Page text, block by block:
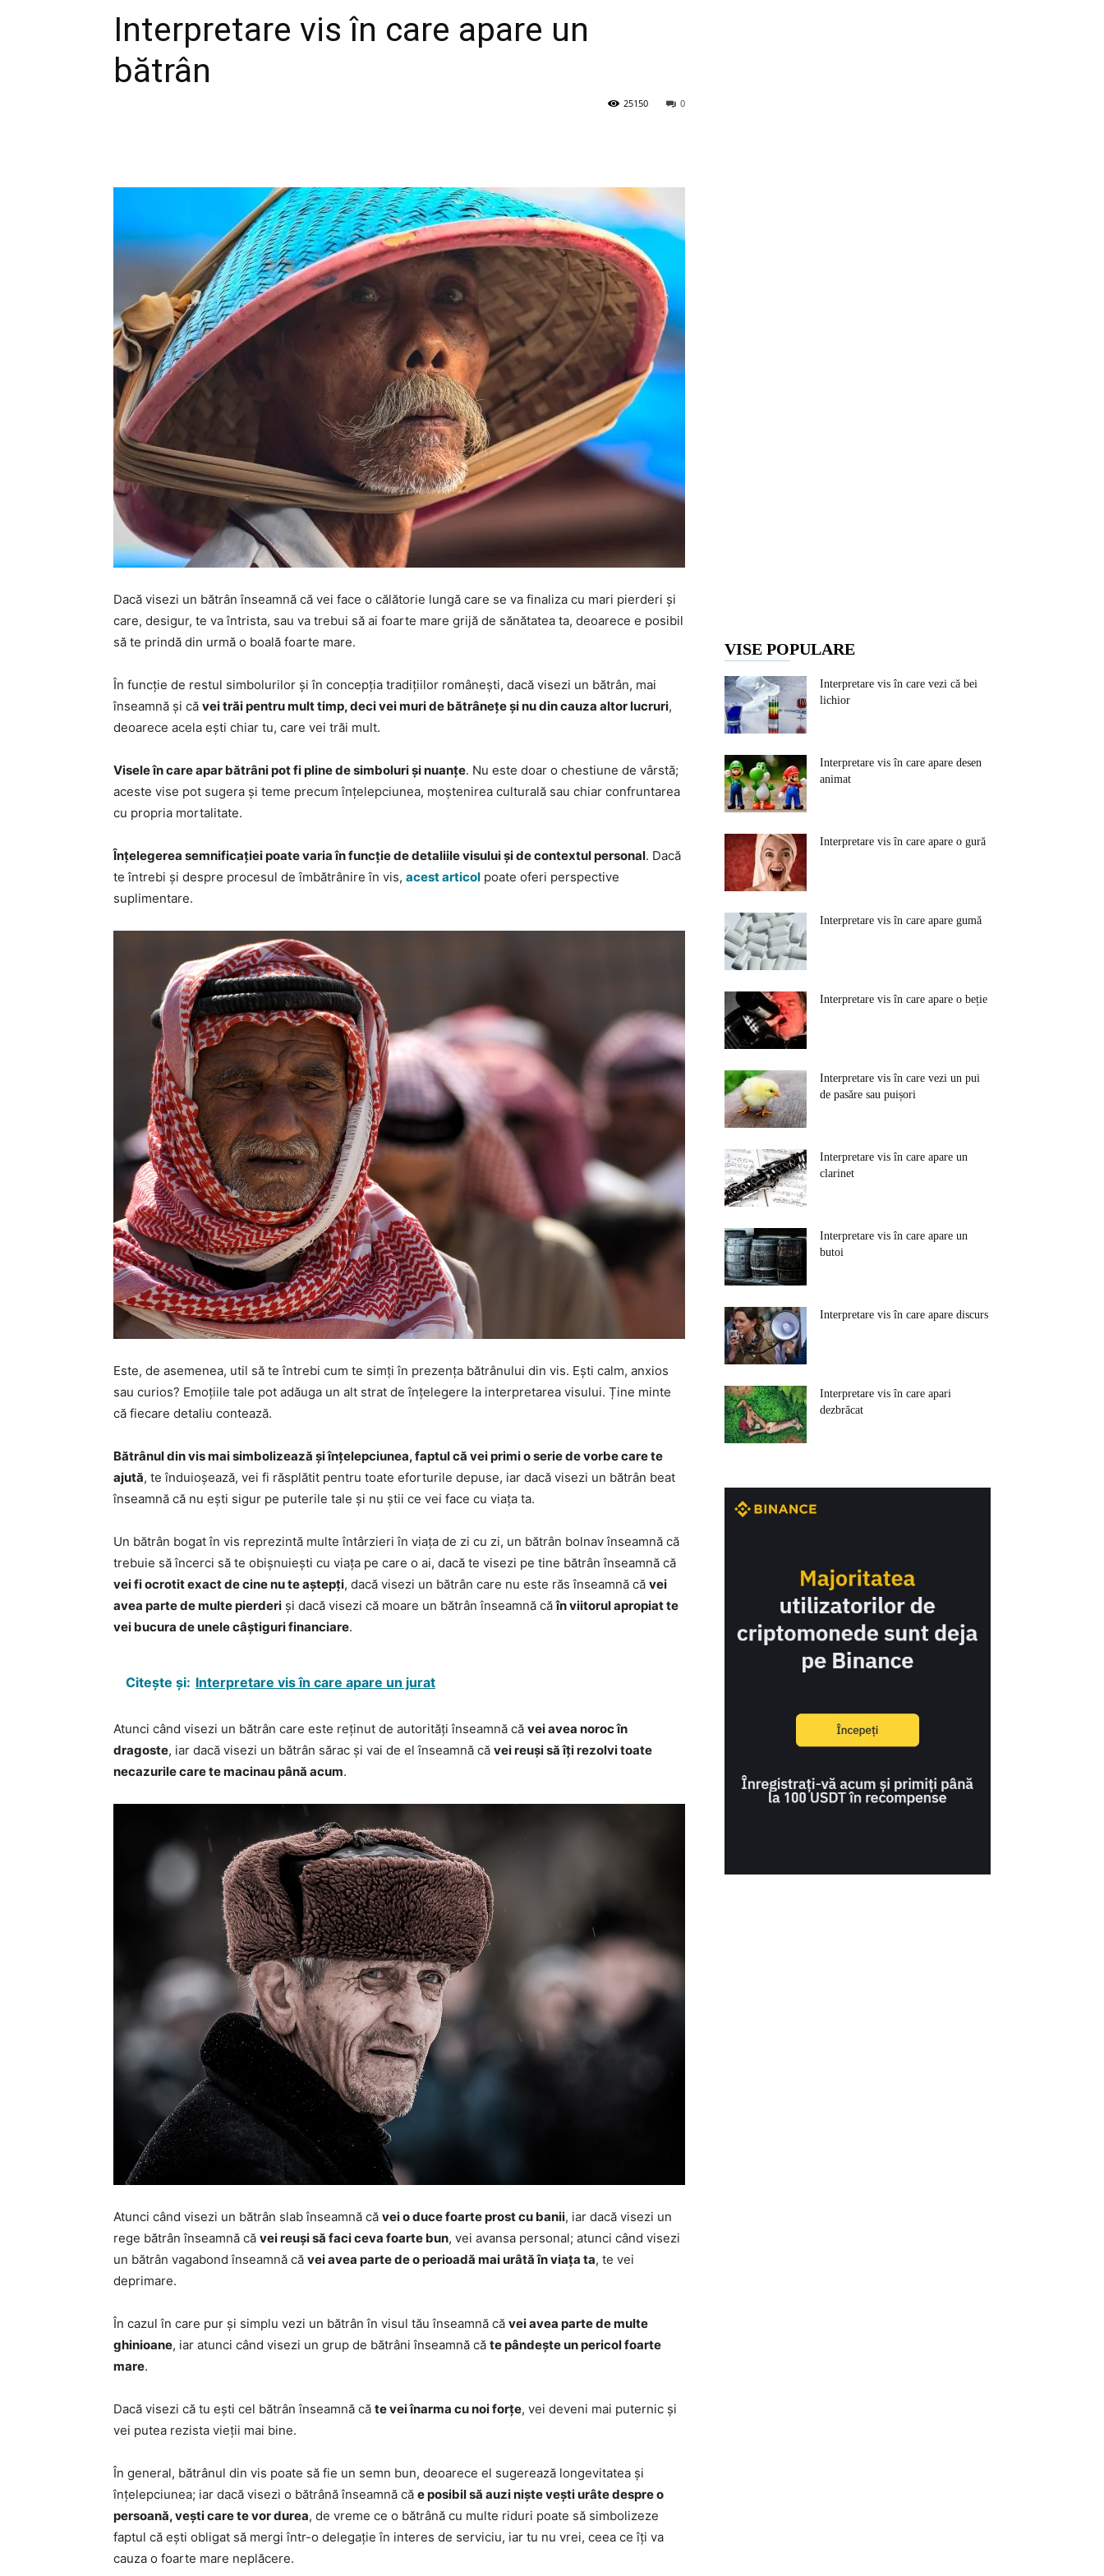
Interpretare vis în care apare un
bătrân
0
25150
Dacă visezi un bătrân înseamnă că vei face o călătorie lungă care se va finaliza cu mari pierderi și
care, desigur, te va întrista, sau va trebui să ai foarte mare grijă de sănătatea ta, deoarece e posibil
să te prindă din urmă o boală foarte mare.
În funcție de restul simbolurilor și în concepția tradițiilor românești, dacă visezi un bătrân, mai
înseamnă și că vei trăi pentru mult timp, deci vei muri de bătrânețe și nu din cauza altor lucruri,
deoarece acela ești chiar tu, care vei trăi mult.
Visele în care apar bătrâni pot fi pline de simboluri și nuanțe. Nu este doar o chestiune de vârstă;
aceste vise pot sugera și teme precum înțelepciunea, moștenirea culturală sau chiar confruntarea
cu propria mortalitate.
Înțelegerea semnificației poate varia în funcție de detaliile visului și de contextul personal. Dacă
te întrebi și despre procesul de îmbătrânire în vis, acest articol poate oferi perspective
suplimentare.
Este, de asemenea, util să te întrebi cum te simți în prezența bătrânului din vis. Ești calm, anxios
sau curios? Emoțiile tale pot adăuga un alt strat de înțelegere la interpretarea visului. Ține minte
că fiecare detaliu contează.
Bătrânul din vis mai simbolizează și înțelepciunea, faptul că vei primi o serie de vorbe care te
ajută, te înduioșează, vei fi răsplătit pentru toate eforturile depuse, iar dacă visezi un bătrân beat
înseamnă că nu ești sigur pe puterile tale și nu știi ce vei face cu viața ta.
Un bătrân bogat în vis reprezintă multe întârzieri în viața de zi cu zi, un bătrân bolnav înseamnă că
trebuie să încerci să te obișnuiești cu viața pe care o ai, dacă te visezi pe tine bătrân înseamnă că
vei fi ocrotit exact de cine nu te aștepți, dacă visezi un bătrân care nu este răs înseamnă că vei
avea parte de multe pierderi și dacă visezi că moare un bătrân înseamnă căîn viitorul apropiat te
vei bucura de unele câștiguri financiare.
Citește și: Interpretare vis în care apare un jurat
Atunci când visezi un bătrân care este reținut de autorități înseamnă că vei avea noroc în
dragoste, iar dacă visezi un bătrân sărac și vai de el înseamnă că vei reuși să îți rezolvi toate
necazurile care te macinau până acum.
Atunci când visezi un bătrân slab înseamnă că vei o duce foarte prost cu banii, iar dacă visezi un
rege bătrân înseamnă că vei reuși să faci ceva foarte bun, vei avansa personal; atunci când visezi
un bătrân vagabond înseamnă că vei avea parte de o perioadă mai urâtă în viața ta, te vei
deprimare.
În cazul în care pur și simplu vezi un bătrân în visul tău înseamnă că vei avea parte de multe
ghinioane, iar atunci când visezi un grup de bătrâni înseamnă că te pândește un pericol foarte
mare.
Dacă visezi că tu ești cel bătrân înseamnă că te vei înarma cu noi forțe, vei deveni mai puternic și
vei putea rezista vieții mai bine.
În general, bătrânul din vis poate să fie un semn bun, deoarece el sugerează longevitatea și
înțelepciunea; iar dacă visezi o bătrână înseamnă că e posibil să auzi niște vești urâte despre o
persoană, vești care te vor durea, de vreme ce o bătrână cu multe riduri poate să simbolizeze
faptul că ești obligat să mergi într-o delegație în interes de serviciu, iar tu nu vrei, ceea ce îți va
cauza o foarte mare neplăcere.
VISE POPULARE
Interpretare vis în care vezi că bei
lichior
Interpretare vis în care apare desen
animat
Interpretare vis în care apare o gură
Interpretare vis în care apare gumă
Interpretare vis în care apare o beție
Interpretare vis în care vezi un pui
de pasăre sau puișori
Interpretare vis în care apare un
clarinet
Interpretare vis în care apare un
butoi
Interpretare vis în care apare discurs
Interpretare vis în care apari
dezbrăcat